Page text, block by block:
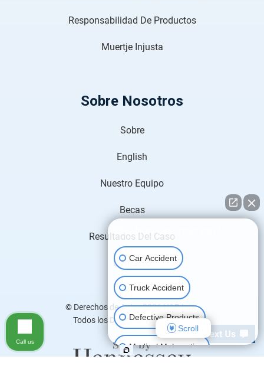
Responsabilidad De Productos
Muertje Injusta
Sobre Nosotros
Sobre
English
Nuestro Equipo
Becas
Resultados Del Caso
Contacto
© Derechos de Autor 2026H&P Law.
Todos los Derechos Reservados.
👋🏼 How can I help you?
Car Accident
Truck Accident
Defective Products
Medical Malpractice
Scroll
Call us